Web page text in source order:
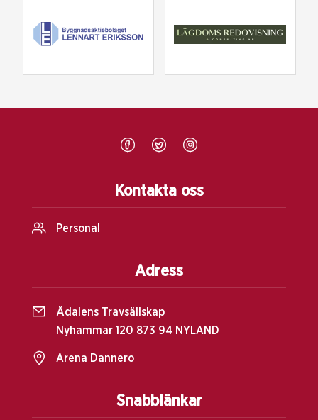
Snabblänkar
Kontakta oss
Personal
Adress
Ådalens Travsällskap
Nyhammar 120 873 94 NYLAND
Arena Dannero